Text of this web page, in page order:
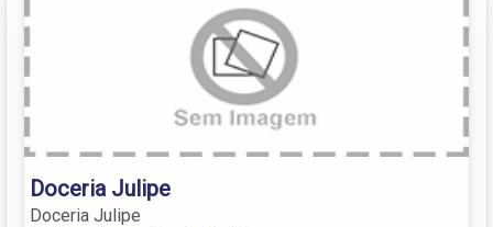
Doceria Julipe
Doceria Julipe